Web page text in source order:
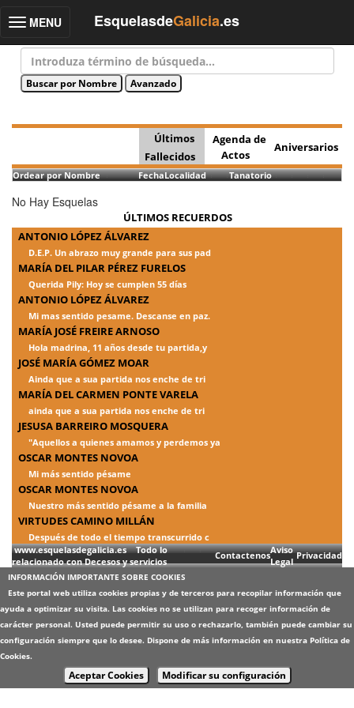
Toggle
MENU EsquelasdeGalicia.es
Últimos
Fallecidos
Agenda de
Actos
Aniversarios
Ordear por Nombre FechaLocalidad Tanatorio
No Hay Esquelas
ÚLTIMOS RECUERDOS
ANTONIO LÓPEZ ÁLVAREZ
D.E.P. Un abrazo muy grande para sus pad
MARÍA DEL PILAR PÉREZ FURELOS
Querida Pily: Hoy se cumplen 55 días
ANTONIO LÓPEZ ÁLVAREZ
Mi mas sentido pesame. Descanse en paz.
MARÍA JOSÉ FREIRE ARNOSO
Hola madrina, 11 años desde tu partida,y
JOSÉ MARÍA GÓMEZ MOAR
Ainda que a sua partida nos enche de tri
MARÍA DEL CARMEN PONTE VARELA
ainda que a sua partida nos enche de tri
JESUSA BARREIRO MOSQUERA
"Aquellos a quienes amamos y perdemos ya
OSCAR MONTES NOVOA
Mi más sentido pésame
OSCAR MONTES NOVOA
Nuestro más sentido pésame a la familia
VIRTUDES CAMINO MILLÁN
Después de todo el tiempo transcurrido c
www.esquelasdegalicia.es Todo lo
relacionado con Decesos y servicios
ContactenosAviso
Legal
Privacidad
INFORMACIÓN IMPORTANTE SOBRE COOKIES
Este portal web utiliza cookies propias y de terceros para recopilar información que
ayuda a optimizar su visita. Las cookies no se utilizan para recoger información de
carácter personal. Usted puede permitir su uso o rechazarlo, también puede cambiar su
configuración siempre que lo desee. Dispone de más información en nuestra Política de
Cookies.